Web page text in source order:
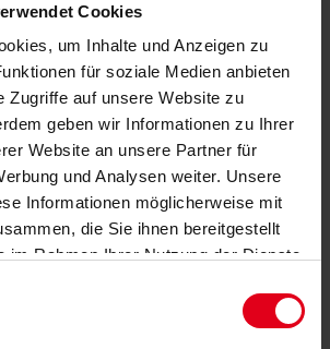
Cookies
um Inhalte und Anzeigen zu
für soziale Medien anbieten
Zugriffe auf unsere Website zu
geben wir Informationen zu Ihrer
Website an unsere Partner für
und Analysen weiter. Unsere
Informationen möglicherweise mit
die Sie ihnen bereitgestellt
im Rahmen Ihrer Nutzung der Dienste